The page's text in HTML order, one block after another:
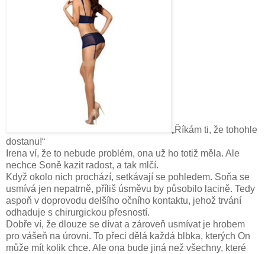
„Říkám ti, že tohohle
dostanu!“
Irena ví, že to nebude problém, ona už ho totiž měla. Ale
nechce Soně kazit radost, a tak mlčí.
Když okolo nich prochází, setkávají se pohledem. Soňa se
usmívá jen nepatrně, příliš úsměvu by působilo lacině. Tedy
aspoň v doprovodu delšího očního kontaktu, jehož trvání
odhaduje s chirurgickou přesností.
Dobře ví, že dlouze se dívat a zároveň usmívat je hrobem
pro vášeň na úrovni. To přeci dělá každá blbka, kterých On
může mít kolik chce. Ale ona bude jiná než všechny, které